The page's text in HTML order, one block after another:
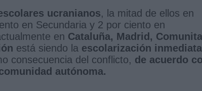
ucranianos, la mitad de ellos en
en Secundaria y 2 por ciento en
en Cataluña, Madrid,
está siendo la escolarización inmediata
consecuencia del conflicto, de acuerdo
autónoma.